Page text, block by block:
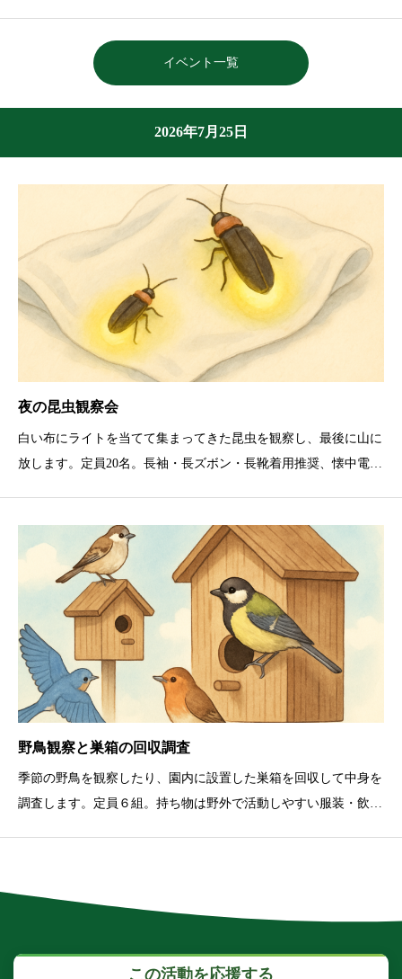
イベント一覧
2026年7月25日
夜の昆虫観察会
白い布にライトを当てて集まってきた昆虫を観察し、最後に山に
放します。定員20名。長袖・長ズボン・長靴着用推奨、懐中電
野鳥観察と巣箱の回収調査
季節の野鳥を観察したり、園内に設置した巣箱を回収して中身を
調査します。定員６組。持ち物は野外で活動しやすい服装・飲み
この活動を応援する